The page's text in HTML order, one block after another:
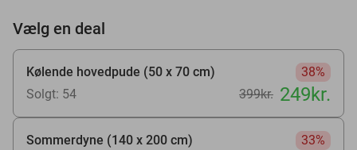
Vælg en deal
Kølende hovedpude (50 x 70 cm)
38%
Solgt: 54
399kr. 249kr.
Sommerdyne (140 x 200 cm)
33%